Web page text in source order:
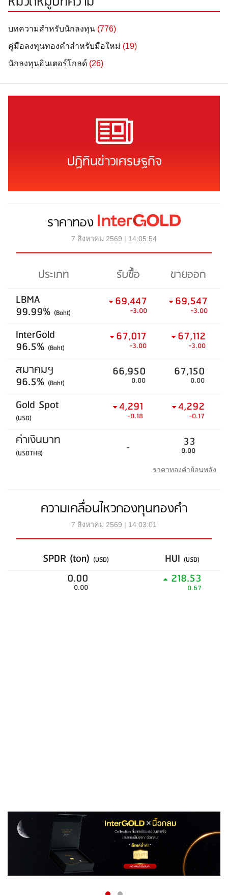
บทความสำหรับนักลงทุน (776)
คู่มือลงทุนทองคำสำหรับมือใหม่ (19)
นักลงทุนอินเตอร์โกลด์ (26)
ปฏิทินข่าวเศรษฐกิจ
ราคาทอง
7 สิงหาคม 2569 | 14:05:54
ประเภท รับซื้อ
ขายออก
LBMA
99.99% (Baht)
69,447
-3.00
69,547
-3.00
InterGold
96.5% (Baht)
67,017
-3.00
67,112
-3.00
สมาคมฯ
96.5% (Baht)
66,950
0.00
67,150
0.00
Gold Spot
(USD)
4,291
-0.18
4,292
-0.17
ค่าเงินบาท
(USDTHB) - 33
0.00
ราคาทองคำย้อนหลัง
ความเคลื่อนไหวกองทุนทองคำ
7 สิงหาคม 2569 | 14:03:01
SPDR (ton) (USD) HUI (USD)
0.00
0.00
218.53
0.67